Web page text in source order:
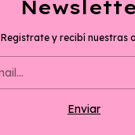
Registrate y recibí nuestras